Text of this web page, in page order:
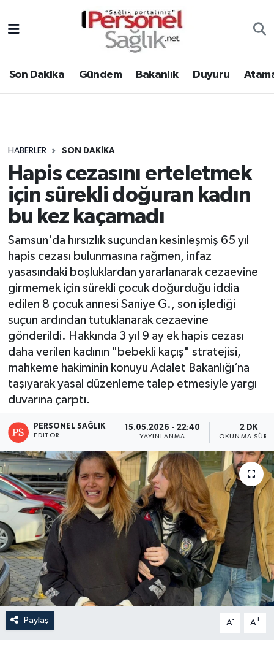
Son Dakika Gündem Bakanlık Duyuru
HABERLER SON DAKIKA
Hapis cezasını erteletmek
için sürekli doğuran kadın
bu kez kaçamadı
Samsun'da hırsızlık suçundan kesinleşmiş 65 yıl
hapis cezası bulunmasına rağmen, infaz
yasasındaki boşluklardan yararlanarak cezaevine
girmemek için sürekli çocuk doğurduğu iddia
edilen 8 çocuk annesi Saniye G., son işlediği
suçun ardından tutuklanarak cezaevine
gönderildi. Hakkında 3 yıl 9 ay ek hapis cezası
daha verilen kadının "bebekli kaçış" stratejisi,
mahkeme hakiminin konuyu Adalet Bakanlığı’na
taşıyarak yasal düzenleme talep etmesiyle yargı
duvarına çarptı.
PERSONEL SAĞLIK
EDITÖR
15.05.2026 - 22:40
YAYINLANMA
2 DK
OKUNMA
Paylaş A- A+
Gündem
Atamalar
Mevzuat
Sendika
Kpss - Sınav
Nöbetçi Eczaneler
Hava Durumu
Tüm Manşetler
Son Dakika Haberleri
Haber Arşivi